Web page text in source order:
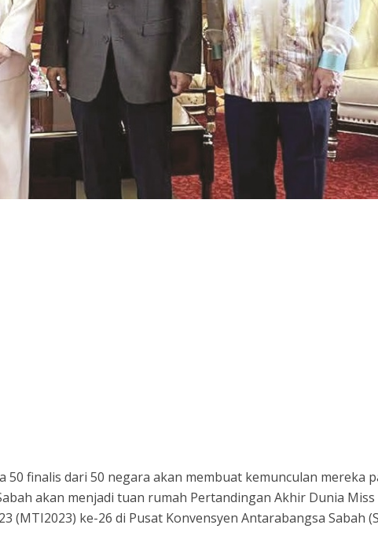
50 finalis dari 50 negara akan membuat kemunculan mereka
akan menjadi tuan rumah Pertandingan Akhir Dunia Miss
(MTI2023) ke-26 di Pusat Konvensyen Antarabangsa Sabah